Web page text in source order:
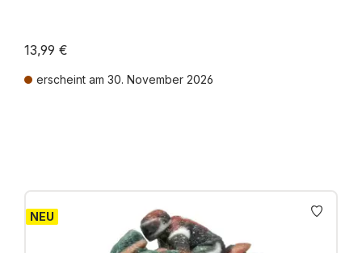
13,99 €
erscheint am 30. November 2026
NEU